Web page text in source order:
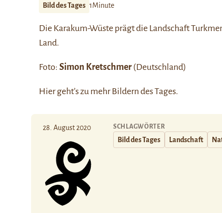
Bild des Tages 1Minute
Die Karakum-Wüste prägt die Landschaft
Land.
Foto: Simon Kretschmer (Deutschland)
Hiergeht’s zu mehr Bildern des Tages.
28. August 2020 SCHLAGWÖRTER
Bild des Tages Landschaft